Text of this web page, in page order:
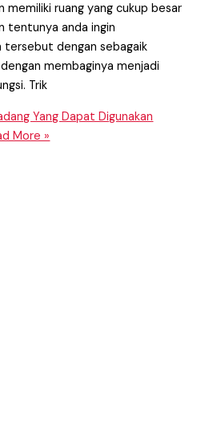
memiliki ruang yang cukup besar
tentunya anda ingin
tersebut dengan sebagaik
membaginya menjadi
Trik
Yang Dapat Digunakan
More »